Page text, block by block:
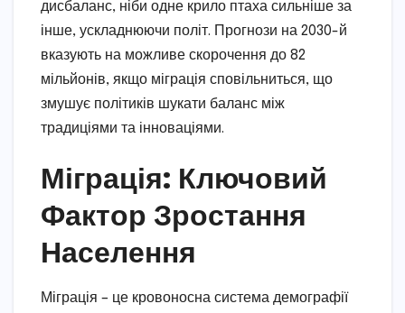
дисбаланс, ніби одне крило птаха сильніше за
інше, ускладнюючи політ. Прогнози на 2030-й
вказують на можливе скорочення до 82
мільйонів, якщо міграція сповільниться, що
змушує політиків шукати баланс між
традиціями та інноваціями.
Міграція: Ключовий
Фактор Зростання
Населення
Міграція – це кровоносна система демографії